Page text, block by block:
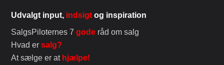
Udvalgt input, indsigt og inspiration
SalgsPiloternes 7gode råd om salg
Hvad ersalg?
At sælge er at hjælpe!